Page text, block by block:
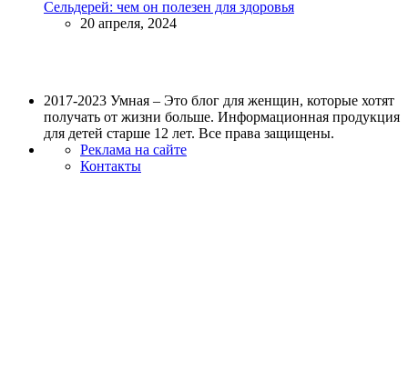
Сельдерей: чем он полезен для здоровья
20 апреля, 2024
2017-2023 Умная – Это блог для женщин, которые хотят
получать от жизни больше. Информационная продукция
для детей старше 12 лет. Все права защищены.
Реклама на сайте
Контакты